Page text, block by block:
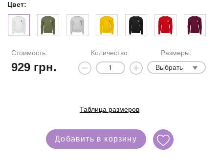
Цвет:
Стоимость:
929грн.
Количество:
Размеры:
Выбрать
Таблица размеров
Добавить в корзину